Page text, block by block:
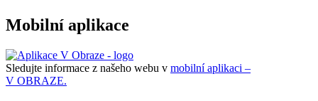
Mobilní aplikace
Sledujte informace z našeho webu v mobilní aplikaci –
V OBRAZE.